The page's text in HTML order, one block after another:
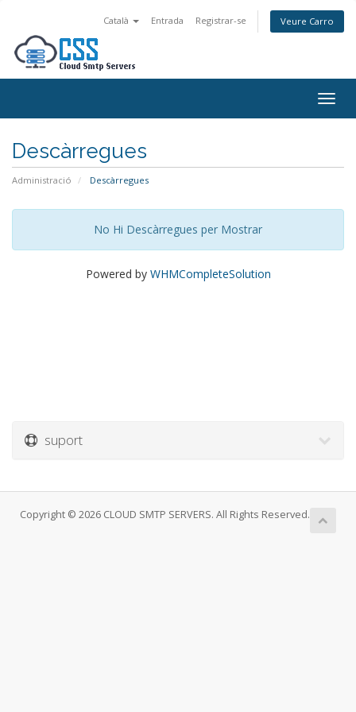
Català Entrada Registrar-se Veure Carro
Descàrregues
Administració Descàrregues
No Hi Descàrregues per Mostrar
Powered by WHMCompleteSolution
suport
Copyright © 2026 CLOUD SMTP SERVERS. All Rights Reserved.